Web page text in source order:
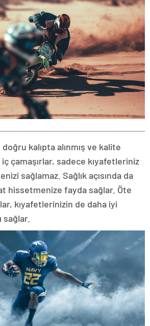
kalıpta alınmış ve kalite
çamaşırlar, sadece kıyafetleriniz
sağlamaz. Sağlık açısında da
hissetmenize fayda sağlar. Öte
kıyafetlerinizin de daha iyi